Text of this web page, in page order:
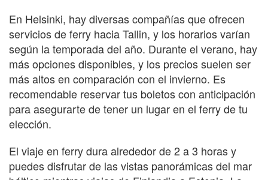
En Helsinki, hay diversas compañías que ofrecen
servicios de ferry hacia Tallin, y los horarios varían
según la temporada del año. Durante el verano, hay
más opciones disponibles, y los precios suelen ser
más altos en comparación con el invierno. Es
recomendable reservar tus boletos con anticipación
para asegurarte de tener un lugar en el ferry de tu
elección.
El viaje en ferry dura alrededor de 2 a 3 horas y
puedes disfrutar de las vistas panorámicas del mar